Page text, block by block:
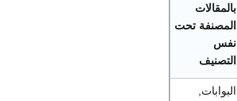
بالمقالات
المصنفة تحت
نفس
التصنيف
البوابات,